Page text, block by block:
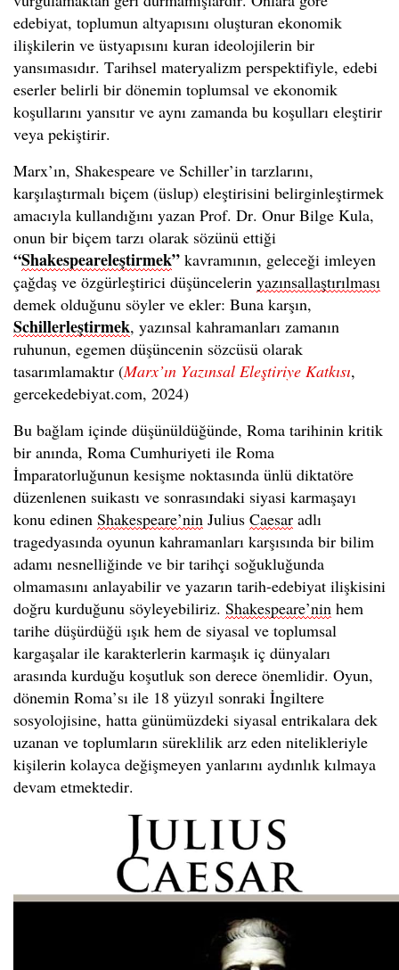
edebiyat, toplumun altyapısını oluşturan ekonomik
ilişkilerin ve üstyapısını kuran ideolojilerin bir
yansımasıdır. Tarihsel materyalizm perspektifiyle, edebi
eserler belirli bir dönemin toplumsal ve ekonomik
koşullarını yansıtır ve aynı zamanda bu koşulları eleştirir
veya pekiştirir.
Marx’ın, Shakespeare ve Schiller’in tarzlarını,
karşılaştırmalı biçem (üslup) eleştirisini belirginleştirmek
amacıyla kullandığını yazan Prof. Dr. Onur Bilge Kula,
onun bir biçem tarzı olarak sözünü ettiği
“Shakespeareleştirmek” kavramının, geleceği imleyen
çağdaş ve özgürleştirici düşüncelerin yazınsallaştırılması
demek olduğunu söyler ve ekler: Buna karşın,
Schillerleştirmek, yazınsal kahramanları zamanın
ruhunun, egemen düşüncenin sözcüsü olarak
tasarımlamaktır (Marx’ın Yazınsal Eleştiriye Katkısı,
gercekedebiyat.com, 2024)
Bu bağlam içinde düşünüldüğünde, Roma tarihinin kritik
bir anında, Roma Cumhuriyeti ile Roma
İmparatorluğunun kesişme noktasında ünlü diktatöre
düzenlenen suikastı ve sonrasındaki siyasi karmaşayı
konu edinen Shakespeare’nin Julius Caesar adlı
tragedyasında oyunun kahramanları karşısında bir bilim
adamı nesnelliğinde ve bir tarihçi soğukluğunda
olmamasını anlayabilir ve yazarın tarih-edebiyat ilişkisini
doğru kurduğunu söyleyebiliriz. Shakespeare’nin hem
tarihe düşürdüğü ışık hem de siyasal ve toplumsal
kargaşalar ile karakterlerin karmaşık iç dünyaları
arasında kurduğu koşutluk son derece önemlidir. Oyun,
dönemin Roma’sı ile 18 yüzyıl sonraki İngiltere
sosyolojisine, hatta günümüzdeki siyasal entrikalara dek
uzanan ve toplumların süreklilik arz eden nitelikleriyle
kişilerin kolayca değişmeyen yanlarını aydınlık kılmaya
devam etmektedir.